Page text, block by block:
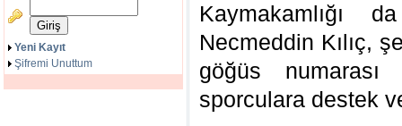
Yeni Kayıt
Şifremi Unuttum
Kaymakamlığı
Necmeddin Kılıç,
göğüs
sporculara destek